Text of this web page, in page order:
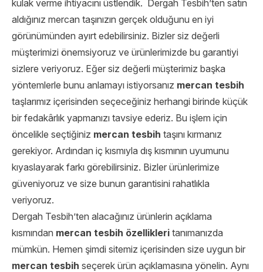
kulak verme ihtiyacını üstlendik. Dergah Tesbih’ten satın
aldığınız mercan taşınızın gerçek olduğunu en iyi
görünümünden ayırt edebilirsiniz. Bizler siz değerli
müşterimizi önemsiyoruz ve ürünlerimizde bu garantiyi
sizlere veriyoruz. Eğer siz değerli müşterimiz başka
yöntemlerle bunu anlamayı istiyorsanız mercan tesbih
taşlarımız içerisinden seçeceğiniz herhangi birinde küçük
bir fedakârlık yapmanızı tavsiye ederiz. Bu işlem için
öncelikle seçtiğiniz mercan tesbih taşını kırmanız
gerekiyor. Ardından iç kısmıyla dış kısmının uyumunu
kıyaslayarak farkı görebilirsiniz. Bizler ürünlerimize
güveniyoruz ve size bunun garantisini rahatlıkla
veriyoruz.
Dergah Tesbih’ten alacağınız ürünlerin açıklama
kısmından mercan tesbih özellikleri tanımanızda
mümkün. Hemen şimdi sitemiz içerisinden size uygun bir
mercan tesbih seçerek ürün açıklamasına yönelin. Aynı